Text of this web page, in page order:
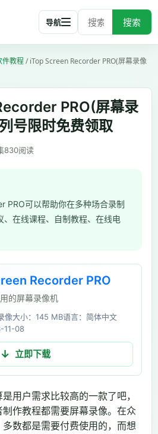
搜索
导航
件教程/iTop Screen Recorder PRO(屏幕录像
PRO(屏幕录
号限时免费领取
830阅读
PRO可以帮助你在多种场合录制
、在线课程、自制教程、在线电
Recorder PRO
的屏幕录像机
像大小：145 MB语言：简体中文
11-08
立即下载
用户需求比较高的一款了吧，
作教程都需要屏幕录像。在众
数都是需要付费使用的，而想